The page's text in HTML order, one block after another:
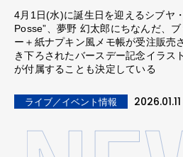
4月1日(水)に誕生日を迎えるシブヤ
Posse”、夢野 幻太郎にちなんだ、
ー＋紙ナプキン風メモ帳が受注販売
き下ろされたバースデー記念イラス
が付属することも決定している
ライブ／イベント情報 2026.01.11